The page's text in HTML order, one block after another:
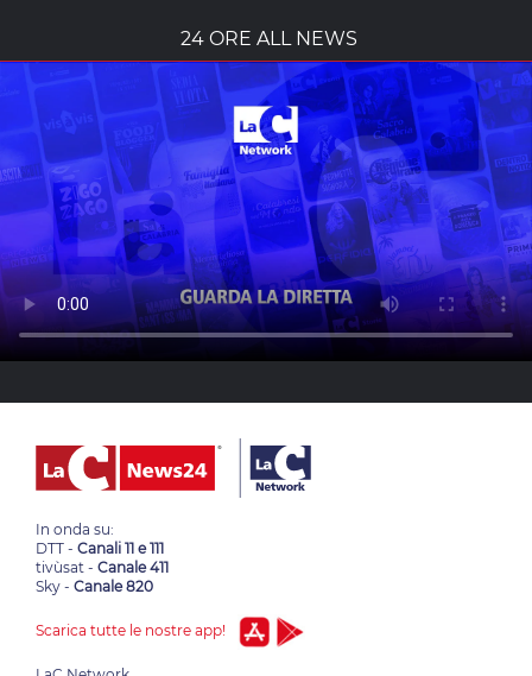
24 ORE ALL NEWS
In onda su:
DTT - Canali 11 e 111
tivùsat - Canale 411
Sky - Canale 820
Scarica tutte le nostre app!